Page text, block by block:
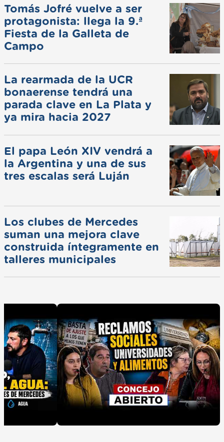
Tomás Jofré vuelve a ser
protagonista: llega la 9.ª
Fiesta de la Galleta de
Campo
La rearmada de la UCR
bonaerense tendrá una
parada clave en La Plata y
ya mira hacia 2027
El papa León XIV vendrá a
la Argentina y una de sus
tres escalas será Luján
Los clubes de Mercedes
suman una mejora clave
construida íntegramente en
talleres municipales